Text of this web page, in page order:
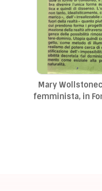
Mary
femminista, in